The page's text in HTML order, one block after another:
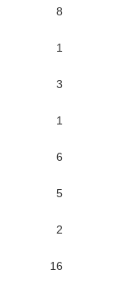
8
1
3
1
6
5
2
16